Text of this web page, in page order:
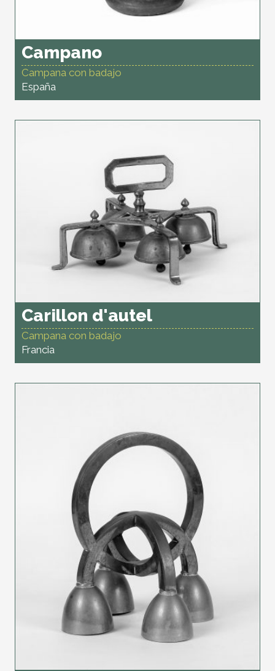
Campano
Campana con badajo
España
Carillon d'autel
Campana con badajo
Francia